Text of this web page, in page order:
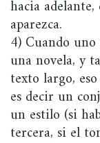
hacia
aparezca.
4) Cuando
una novela, y
texto largo,
es decir un
un estilo (si
tercera, si el